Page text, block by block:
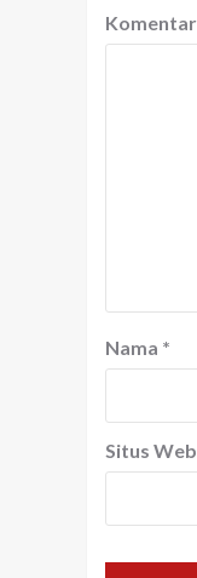
Komentar
Nama *
Situs Web